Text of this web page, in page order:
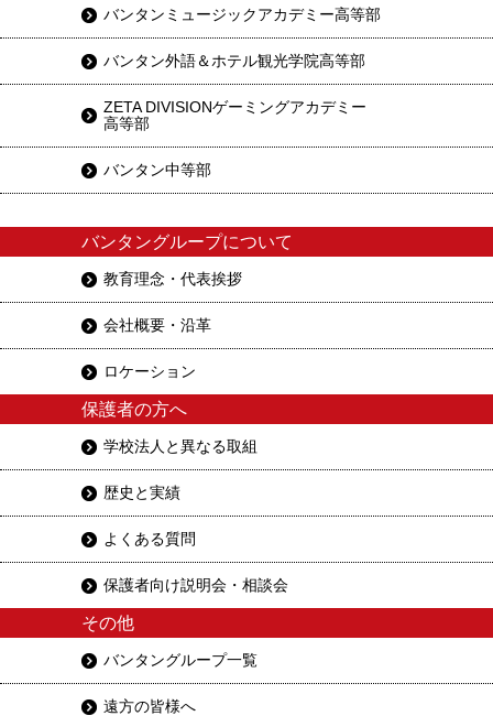
バンタンミュージックアカデミー高等部
バンタン外語＆ホテル観光学院高等部
ZETA DIVISIONゲーミングアカデミー
高等部
バンタン中等部
バンタングループについて
教育理念・代表挨拶
会社概要・沿革
ロケーション
保護者の方へ
学校法人と異なる取組
歴史と実績
よくある質問
保護者向け説明会・相談会
その他
バンタングループ一覧
遠方の皆様へ